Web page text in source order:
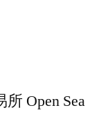
Open Sea